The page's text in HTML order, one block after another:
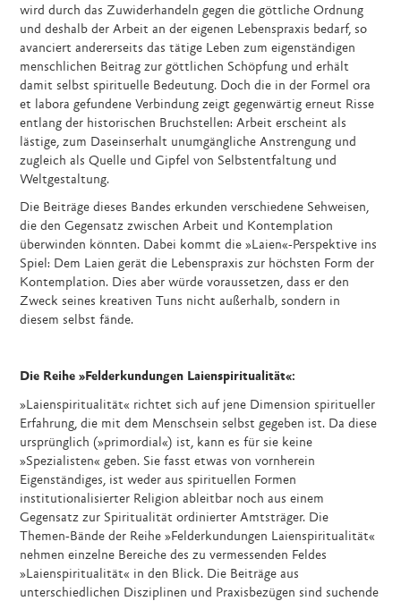
wird durch das Zuwiderhandeln gegen die göttliche Ordnung
und deshalb der Arbeit an der eigenen Lebenspraxis bedarf, so
avanciert andererseits das tätige Leben zum eigenständigen
menschlichen Beitrag zur göttlichen Schöpfung und erhält
damit selbst spirituelle Bedeutung. Doch die in der Formel ora
et labora gefundene Verbindung zeigt gegenwärtig erneut Risse
entlang der historischen Bruchstellen: Arbeit erscheint als
lästige, zum Daseinserhalt unumgängliche Anstrengung und
zugleich als Quelle und Gipfel von Selbstentfaltung und
Weltgestaltung.
Die Beiträge dieses Bandes erkunden verschiedene Sehweisen,
die den Gegensatz zwischen Arbeit und Kontemplation
überwinden könnten. Dabei kommt die »Laien«-Perspektive ins
Spiel: Dem Laien gerät die Lebenspraxis zur höchsten Form der
Kontemplation. Dies aber würde voraussetzen, dass er den
Zweck seines kreativen Tuns nicht außerhalb, sondern in
diesem selbst fände.
Die Reihe »Felderkundungen Laienspiritualität«:
»Laienspiritualität« richtet sich auf jene Dimension spiritueller
Erfahrung, die mit dem Menschsein selbst gegeben ist. Da diese
ursprünglich (»primordial«) ist, kann es für sie keine
»Spezialisten« geben. Sie fasst etwas von vornherein
Eigenständiges, ist weder aus spirituellen Formen
institutionalisierter Religion ableitbar noch aus einem
Gegensatz zur Spiritualität ordinierter Amtsträger. Die
Themen-Bände der Reihe »Felderkundungen Laienspiritualität«
nehmen einzelne Bereiche des zu vermessenden Feldes
»Laienspiritualität« in den Blick. Die Beiträge aus
unterschiedlichen Disziplinen und Praxisbezügen sind suchende